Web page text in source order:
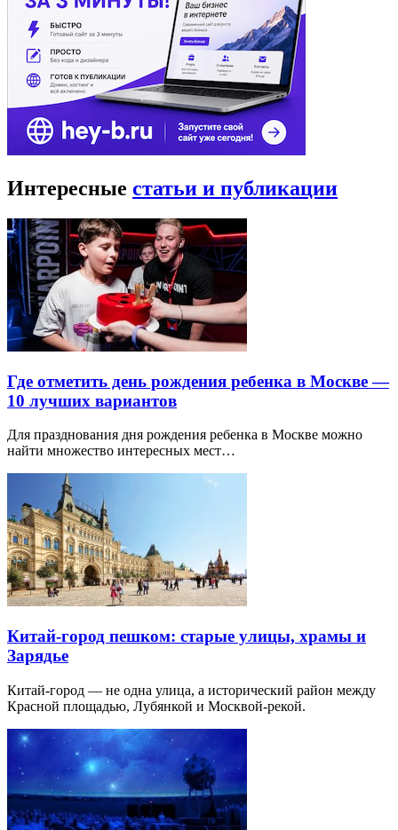
Интересные статьи и публикации
Где отметить день рождения ребенка в Москве —
10 лучших вариантов
Для празднования дня рождения ребенка в Москве можно
найти множество интересных мест…
Китай-город пешком: старые улицы, храмы и
Зарядье
Китай-город — не одна улица, а исторический район между
Красной площадью, Лубянкой и Москвой-рекой.